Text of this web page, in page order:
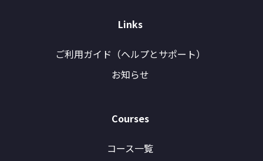
Links
ご利用ガイド（ヘルプとサポート）
お知らせ
Courses
コース一覧